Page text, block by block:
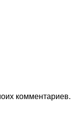
комментариев.